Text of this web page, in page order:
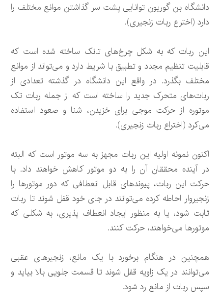
دانشگاه بن گوریون توانایی پشت سر گذاشتن موانع مختلف را
دارد (اختراع ربات‌ زنجیری).
این ربات که به شکل چرخ‌های تانک ساخته شده است که
قابلیت تنظیم مجدد و تطبیق با شرایط دارد و می‌تواند از موانع
مختلف بگذرد. در واقع این دانشگاه در گذشته تعدادی از
ربات‌های متحرک جدید را ساخته است که از جمله ربات تک
موتوره از حرکت موجی برای خزیدن، شنا و صعود استفاده
می‌کرد (اختراع ربات‌ زنجیری).
اکنون نمونه اولیه این ربات مجهز به سه موتور است که البته
در آینده محققان آن را به دو موتور کاهش خواهند داد. با
حرکت این ربات، پیوندهای قابل انعطافی که دور موتورها را
زنجیروار احاطه کرده می‌توانند در جای خود قفل شوند تا ربات
ثابت شود، یا به منظور ایجاد انعطاف پذیری، به شکلی که
موتورها می‌خواهند، حرکت کنند.
همچنین در هنگام برخورد با یک مانع، زنجیرهای عقبی
می‌توانند در یک زاویه قفل شوند تا قسمت جلویی بالا بیاید و
سپس ربات از مانع رد شود.